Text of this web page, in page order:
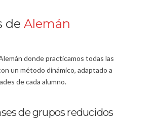
de Alemán
donde practicamos todas las
un método dinámico, adaptado a
de cada alumno.
de grupos reducidos